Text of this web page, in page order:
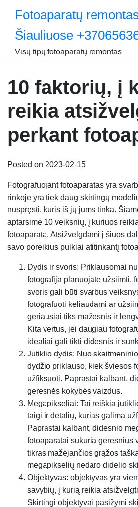
content
Fotoaparatų
Šiauliuose
Visų tipų fotoaparatų remontas
10 faktorių, į
reikia
perkant
Posted on 2023-02-15
Fotografuojant fotoaparatas yra
rinkoje yra tiek daug skirtingų
nuspręsti, kuris iš jų jums tinka.
aptarsime 10 veiksnių, į kuriuos
fotoaparatą. Atsižvelgdami į šiuos
savo poreikius puikiai atitinkantį
Dydis ir svoris: Priklausomai
fotografija planuojate užsiimti,
svoris gali būti svarbus
fotografuoti keliaudami ar
geriausiai tiks mažesnis ir
Kita vertus, jei daugiau
idealiai gali tikti didesnis ir
Jutiklio dydis: Nuo
dydžio priklauso, kiek šviesos
užfiksuoti. Paprastai kalbant,
geresnės kokybės vaizdus.
Megapikseliai: Tai reiškia
taigi ir detalių, kurias galima
Paprastai kalbant, didesnio
fotoaparatai sukuria geresnius
tikras mažėjančios grąžos
megapikselių nedaro didelio
Objektyvas: objektyvas yra
savybių, į kurią reikia
Skirtingi objektyvai pasižymi